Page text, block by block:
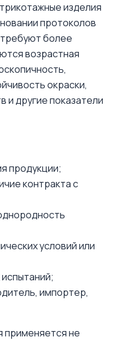
изделия
протоколов
более
возрастная
окраски,
другие показатели
продукции;
контракта с
условий или
импортер,
применяется не